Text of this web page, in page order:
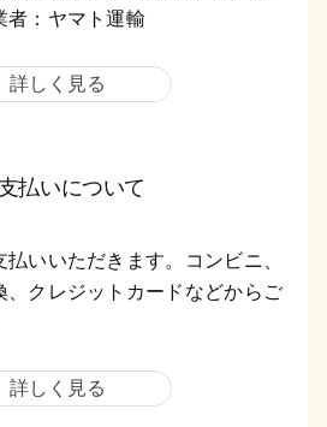
者：ヤマト運輸
詳しく見る
払いについて
いいただきます。コンビニ、
、クレジットカードなどからご
詳しく見る